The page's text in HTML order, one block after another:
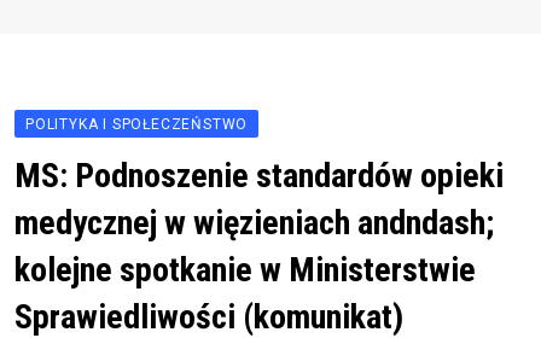
POLITYKA I SPOŁECZEŃSTWO
MS: Podnoszenie standardów opieki
medycznej w więzieniach andndash;
kolejne spotkanie w Ministerstwie
Sprawiedliwości (komunikat)